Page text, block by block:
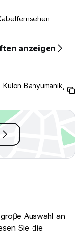
anzeigen
Banyumanik,
Auswahl an
Sie die